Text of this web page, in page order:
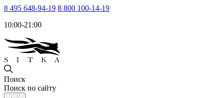
8 495 648-94-19 8 800 100-14-19
10:00-21:00
Поиск
Поиск по сайту